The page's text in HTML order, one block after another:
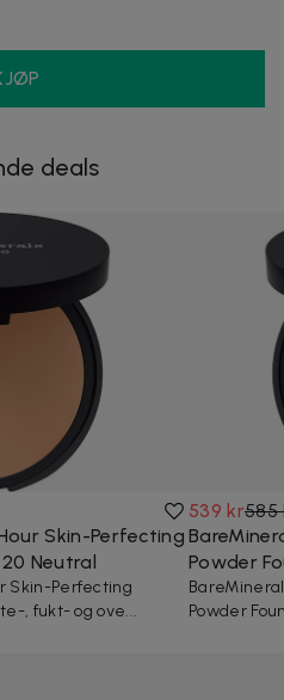
deals
Skin-Perfecting
Neutral
Skin-Perfecting
, fukt- og ove...
539 kr585
Powder
Powder